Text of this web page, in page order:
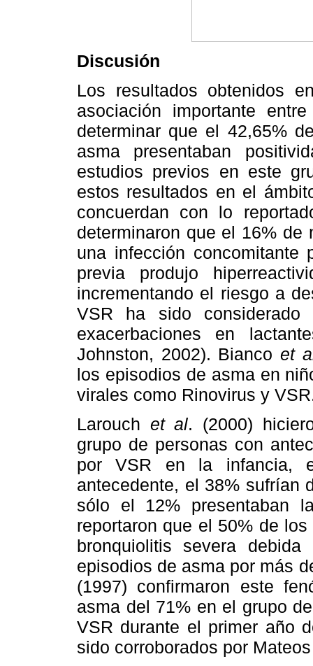
Discusión
Los resultados obtenidos
asociación importante
determinar que el 42,65%
asma presentaban
estudios previos en este
estos resultados en el
concuerdan con lo
determinaron que el 16% de
una infección
previa produjo
incrementando el riesgo a
VSR ha sido
exacerbaciones en
Johnston, 2002). Biancoet
los episodios de asma en
virales como Rinovirus y
Larouch et al. (2000)
grupo de personas con
por VSR en la infancia,
antecedente, el 38% sufrían
sólo el 12% presentaban
reportaron que el 50% de
bronquiolitis severa debida
episodios de asma por más
(1997) confirmaron este
asma del 71% en el grupo
VSR durante el primer año
sido corroborados por